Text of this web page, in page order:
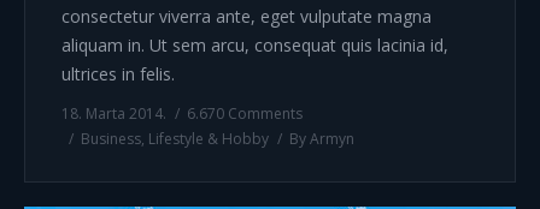
consectetur viverra ante, eget vulputate magna
aliquam in. Ut sem arcu, consequat quis lacinia id,
ultrices in felis.
18. Marta 2014.
6.670 Comments
Business, Lifestyle & Hobby ByArmyn